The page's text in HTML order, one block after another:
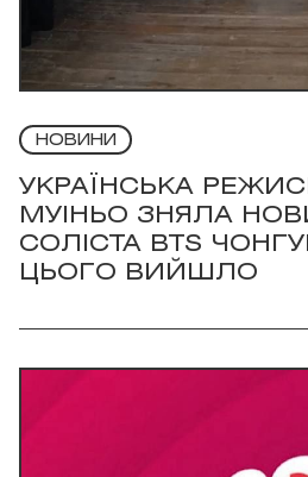
НОВИНИ
УКРАЇНСЬКА
МУІНЬО ЗНЯЛА
СОЛІСТА BTS
ЦЬОГО ВИЙШЛО